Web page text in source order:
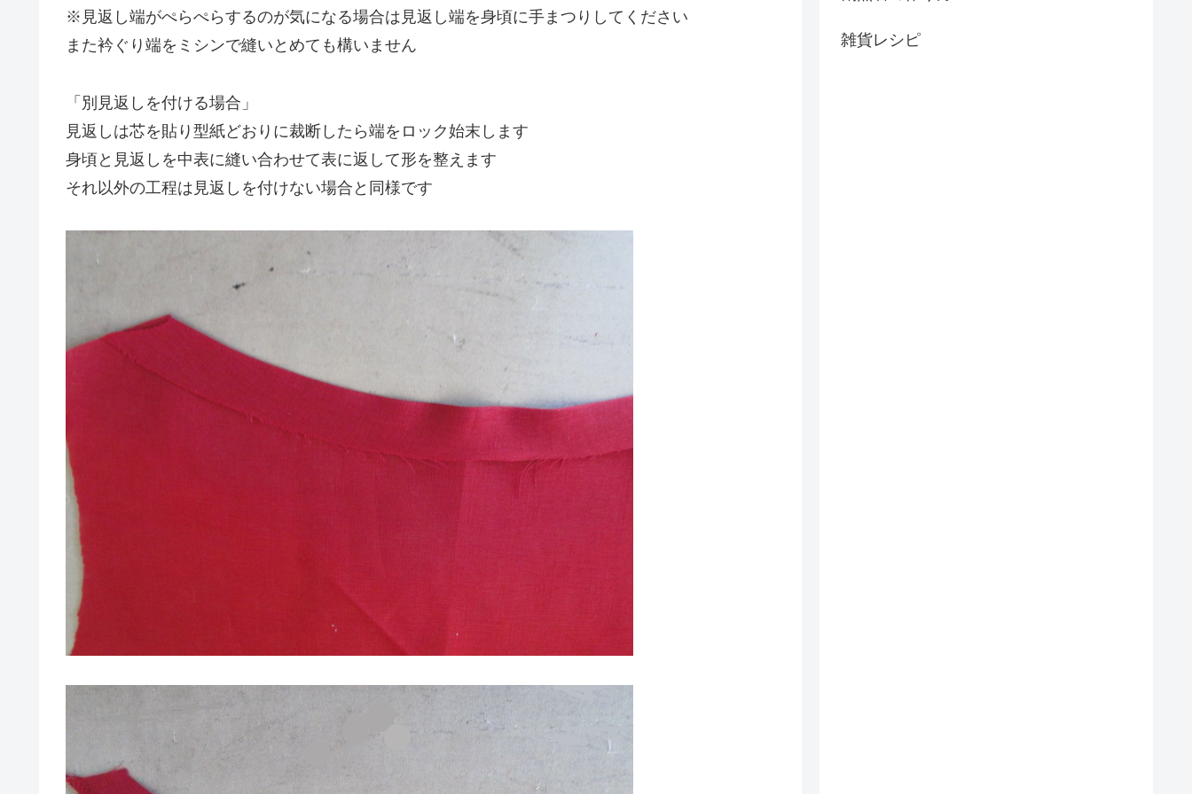
※見返し端がぺらぺらするのが気になる場合は見返し端を身頃に手まつりしてください
また衿ぐり端をミシンで縫いとめても構いません
「別見返しを付ける場合」
見返しは芯を貼り型紙どおりに裁断したら端をロック始末します
身頃と見返しを中表に縫い合わせて表に返して形を整えます
それ以外の工程は見返しを付けない場合と同様です
雑貨レシピ